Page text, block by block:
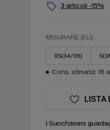
3 articoli -15%
MISURARE (EU)
XS(34/36)
Cons. stimata: 18
LISTA
I Sunchasers